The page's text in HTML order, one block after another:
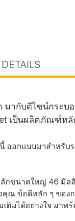
DETAILS
มากับดีไซน์กระ
เป็นผลิตภัณฑ์ห
ออกแบบมาสำหรับ
ขนาดใหญ่ 46 มิลลิ
ณ ข้อดีหลัก ๆ ของ
เติมได้อย่างใจ มา